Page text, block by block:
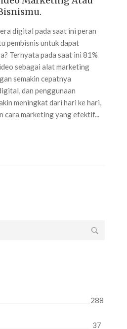
digital pada saat ini peran
pembisnis untuk dapat
Ternyata pada saat ini 81%
sebagai alat marketing
semakin cepatnya
dan penggunaan
meningkat dari hari ke hari,
cara marketing yang efektif...
288
37